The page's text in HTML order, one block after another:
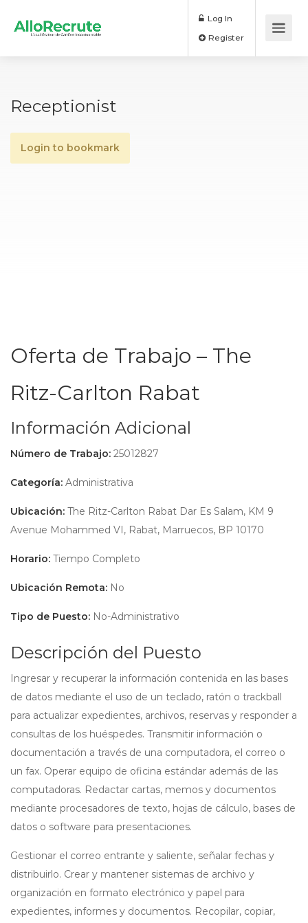
Log In
Receptionist
Login to bookmark
Oferta de Trabajo – The
Ritz-Carlton Rabat
Información Adicional
Número de Trabajo: 25012827
Categoría: Administrativa
Ubicación: The Ritz-Carlton Rabat Dar Es Salam, KM 9
Avenue Mohammed VI, Rabat, Marruecos, BP 10170
Horario: Tiempo Completo
Ubicación Remota: No
Tipo de Puesto: No-Administrativo
Descripción del Puesto
Ingresar y recuperar la información contenida en las bases
de datos mediante el uso de un teclado, ratón o trackball
para actualizar expedientes, archivos, reservas y responder a
consultas de los huéspedes. Transmitir información o
documentación a través de una computadora, el correo o
un fax. Operar equipo de oficina estándar además de las
computadoras. Redactar cartas, memos y documentos
mediante procesadores de texto, hojas de cálculo, bases de
datos o software para presentaciones.
Gestionar el correo entrante y saliente, señalar fechas y
distribuirlo. Crear y mantener sistemas de archivo y
organización en formato electrónico y papel para
expedientes, informes y documentos. Recopilar, copiar,